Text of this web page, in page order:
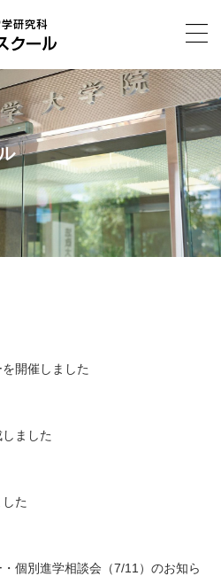
開催しました
ました
た
個別進学相談会（7/11）のお知ら